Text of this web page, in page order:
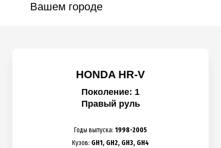
Вашем городе
HONDA HR-V
Поколение: 1
Правый руль
Годы выпуска: 1998-2005
Кузов: GH1, GH2, GH3, GH4